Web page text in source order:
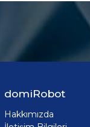
domiRobot
Hakkımızda